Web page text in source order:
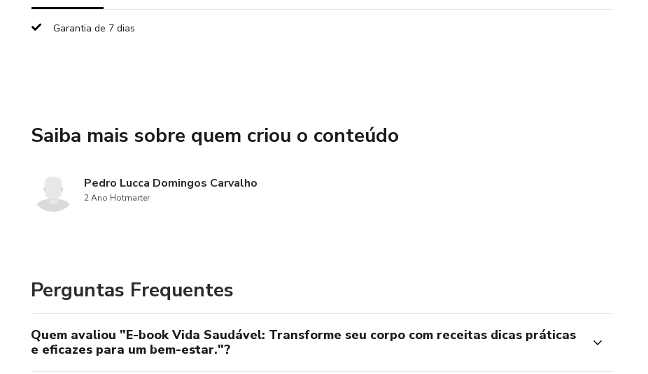
Garantia de 7 dias
Saiba mais sobre quem criou o conteúdo
Pedro Lucca Domingos Carvalho
2 Ano Hotmarter
Perguntas Frequentes
Quem avaliou "E-book Vida Saudável: Transforme seu corpo com receitas dicas práticas
e eficazes para um bem-estar."?